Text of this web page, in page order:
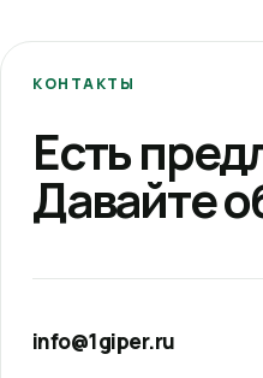
КОНТАКТЫ
Есть
Давайте
info@1giper.ru